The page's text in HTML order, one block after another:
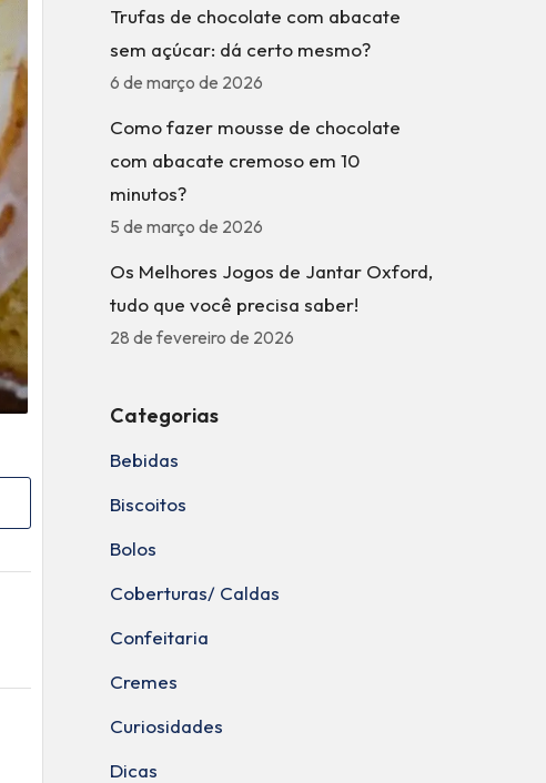
Trufas de chocolate com abacate
sem açúcar: dá certo mesmo?
6 de março de 2026
Como fazer mousse de chocolate
com abacate cremoso em 10
minutos?
5 de março de 2026
Os Melhores Jogos de Jantar Oxford,
tudo que você precisa saber!
28 de fevereiro de 2026
Categorias
Bebidas
Biscoitos
Bolos
Coberturas/ Caldas
Confeitaria
Cremes
Curiosidades
Dicas